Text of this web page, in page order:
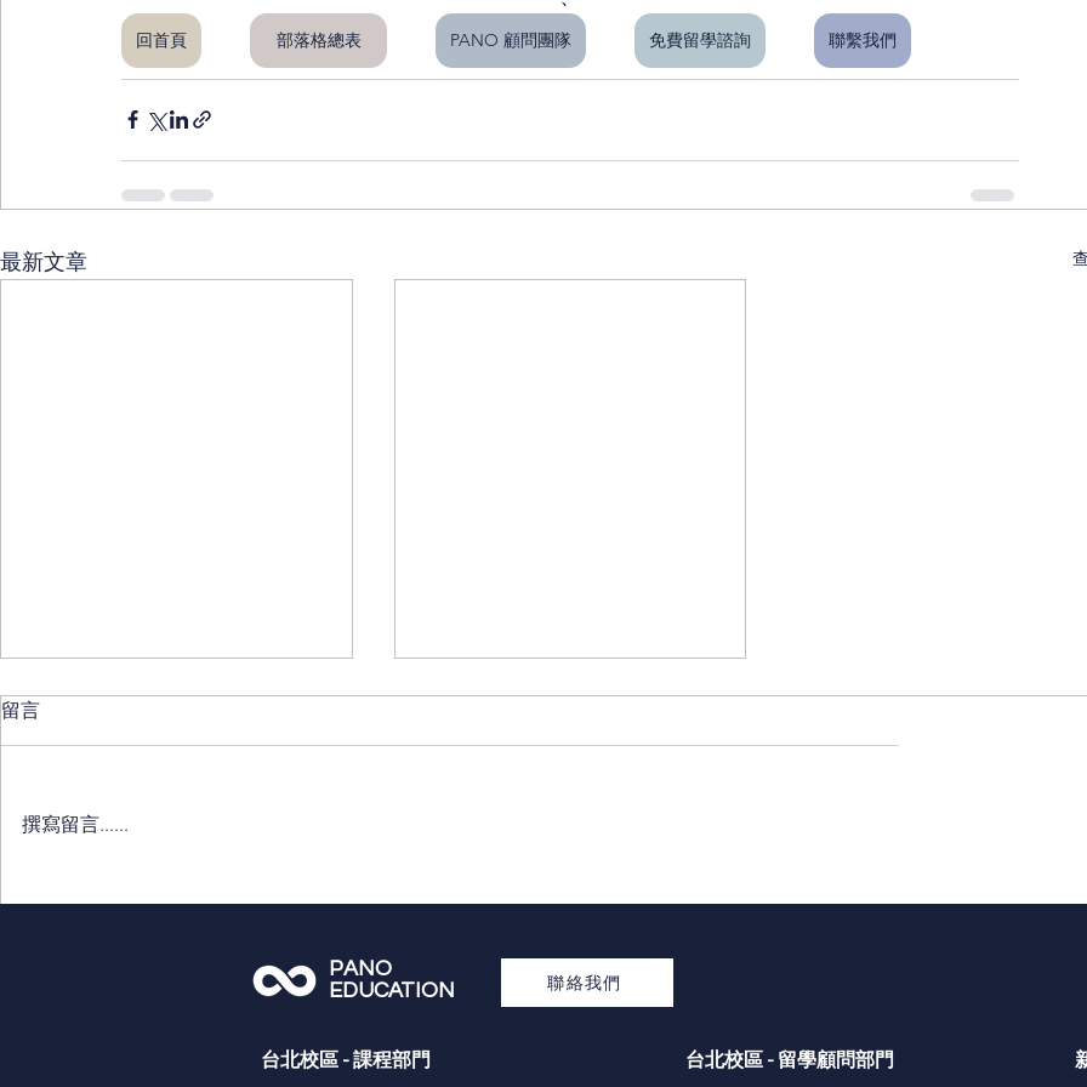
回首頁 部落格總表 PANO 顧問團隊 免費留學諮詢 聯繫我們
最新文章
2026 最新大學錄取榜單！
Stanford 史丹佛大學｜常春藤
【2026 美國留學指南】美國
條件與費用
留言
撰寫留言......
PANO
EDUCATION
聯絡我們
​台北校區 - 課程部門 台北校區 - 留學顧問部門